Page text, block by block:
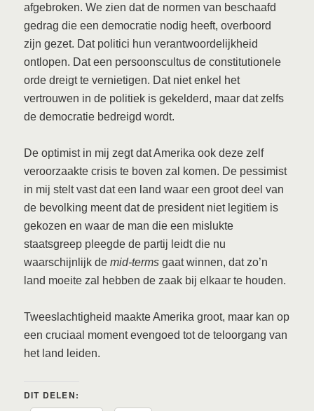
afgebroken. We zien dat de normen van beschaafd
gedrag die een democratie nodig heeft, overboord
zijn gezet. Dat politici hun verantwoordelijkheid
ontlopen. Dat een persoonscultus de constitutionele
orde dreigt te vernietigen. Dat niet enkel het
vertrouwen in de politiek is gekelderd, maar dat zelfs
de democratie bedreigd wordt.
De optimist in mij zegt dat Amerika ook deze zelf
veroorzaakte crisis te boven zal komen. De pessimist
in mij stelt vast dat een land waar een groot deel van
de bevolking meent dat de president niet legitiem is
gekozen en waar de man die een mislukte
staatsgreep pleegde de partij leidt die nu
waarschijnlijk demid-termsgaat winnen, dat zo’n
land moeite zal hebben de zaak bij elkaar te houden.
Tweeslachtigheid maakte Amerika groot, maar kan op
een cruciaal moment evengoed tot de teloorgang van
het land leiden.
DIT DELEN: